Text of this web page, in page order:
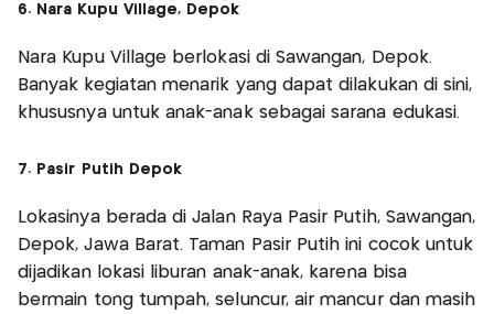
6. Nara Kupu Village, Depok
Nara Kupu Village berlokasi di Sawangan, Depok.
Banyak kegiatan menarik yang dapat dilakukan di sini,
khususnya untuk anak-anak sebagai sarana edukasi.
7. Pasir Putih Depok
Lokasinya berada di Jalan Raya Pasir Putih, Sawangan,
Depok, Jawa Barat. Taman Pasir Putih ini cocok untuk
dijadikan lokasi liburan anak-anak, karena bisa
bermain tong tumpah, seluncur, air mancur dan masih